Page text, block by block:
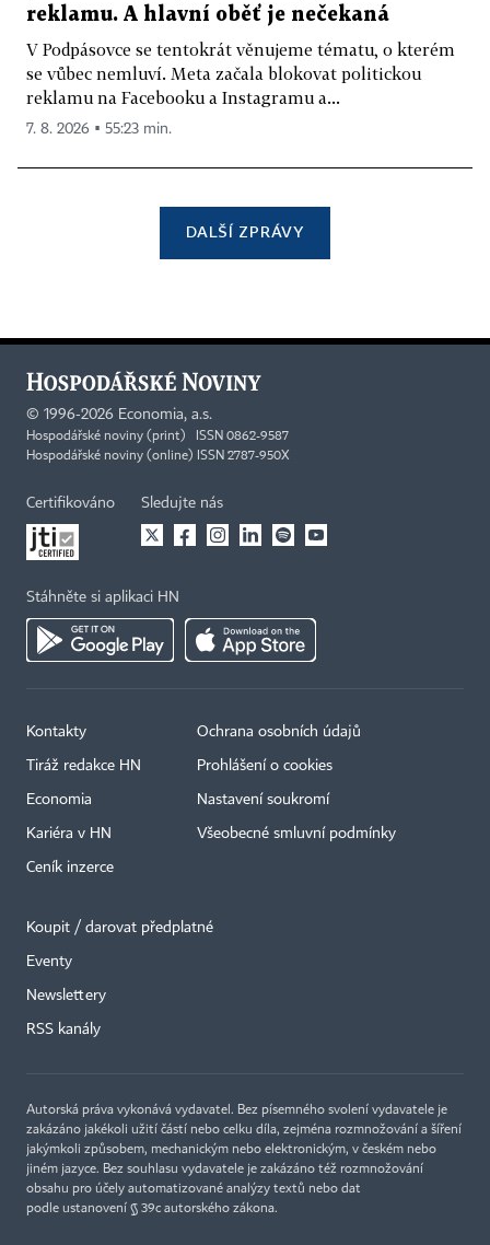
reklamu. A hlavní oběť je nečekaná
V Podpásovce se tentokrát věnujeme tématu, o kterém
se vůbec nemluví. Meta začala blokovat politickou
reklamu na Facebooku a Instagramu a...
7. 8. 2026 ▪ 55:23 min.
DALŠÍ ZPRÁVY
© 1996-2026 Economia, a.s.
Hospodářské noviny (print) ISSN 0862-9587
Hospodářské noviny (online) ISSN 2787-950X
Certifikováno Sledujte nás
Stáhněte si aplikaci HN
Kontakty
Tiráž redakce HN
Economia
Kariéra v HN
Ceník inzerce
Ochrana osobních údajů
Prohlášení o cookies
Nastavení soukromí
Všeobecné smluvní podmínky
Koupit / darovat předplatné
Eventy
Newslettery
RSS kanály
Autorská práva vykonává vydavatel. Bez písemného svolení vydavatele je
zakázáno jakékoli užití částí nebo celku díla, zejména rozmnožování a šíření
jakýmkoli způsobem, mechanickým nebo elektronickým, v českém nebo
jiném jazyce. Bez souhlasu vydavatele je zakázáno též rozmnožování
obsahu pro účely automatizované analýzy textů nebo dat
podle ustanovení § 39c autorského zákona.